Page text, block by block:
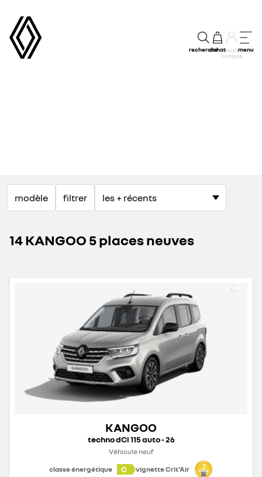
rechercheachatmon
compte
menu
modèle filtrer
14 KANGOO 5 places neuves
KANGOO
techno dCi 115 auto - 26
Véhicule neuf
classe énergétique
C vignette Crit'Air